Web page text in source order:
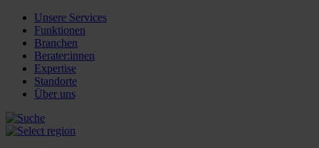
Unsere Services
Funktionen
Branchen
Berater:innen
Expertise
Standorte
Über uns